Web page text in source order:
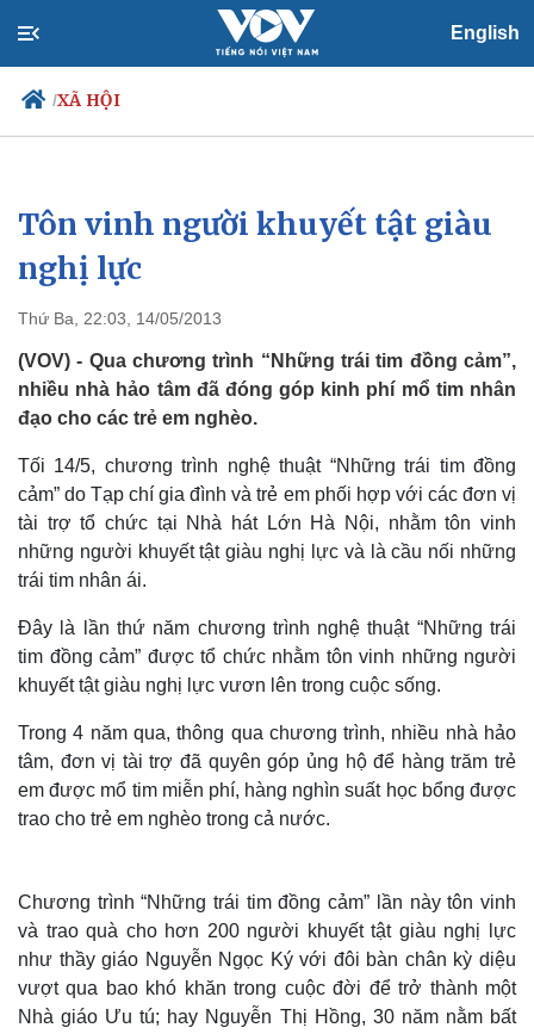
English
/XÃ HỘI
Chính trị
Đảng
Tổ chức nhân sự
Nhận diện sự thật
Xã hội
Việc làm
Biển đảo
Tôn vinh người khuyết tật giàu
nghị lực
Thứ Ba, 22:03, 14/05/2013
(VOV) - Qua chương trình “Những trái tim đồng cảm”,
nhiều nhà hảo tâm đã đóng góp kinh phí mổ tim nhân
đạo cho các trẻ em nghèo.
Tối 14/5, chương trình nghệ thuật “Những trái tim đồng
cảm” do Tạp chí gia đình và trẻ em phối hợp với các đơn vị
tài trợ tổ chức tại Nhà hát Lớn Hà Nội, nhằm tôn vinh
những người khuyết tật giàu nghị lực và là cầu nối những
trái tim nhân ái.
Đây là lần thứ năm chương trình nghệ thuật “Những trái
tim đồng cảm” được tổ chức nhằm tôn vinh những người
khuyết tật giàu nghị lực vươn lên trong cuộc sống.
Trong 4 năm qua, thông qua chương trình, nhiều nhà hảo
tâm, đơn vị tài trợ đã quyên góp ủng hộ để hàng trăm trẻ
em được mổ tim miễn phí, hàng nghìn suất học bổng được
trao cho trẻ em nghèo trong cả nước.
Chương trình “Những trái tim đồng cảm” lần này tôn vinh
và trao quà cho hơn 200 người khuyết tật giàu nghị lực
như thầy giáo Nguyễn Ngọc Ký với đôi bàn chân kỳ diệu
vượt qua bao khó khăn trong cuộc đời để trở thành một
Nhà giáo Ưu tú; hay Nguyễn Thị Hồng, 30 năm nằm bất